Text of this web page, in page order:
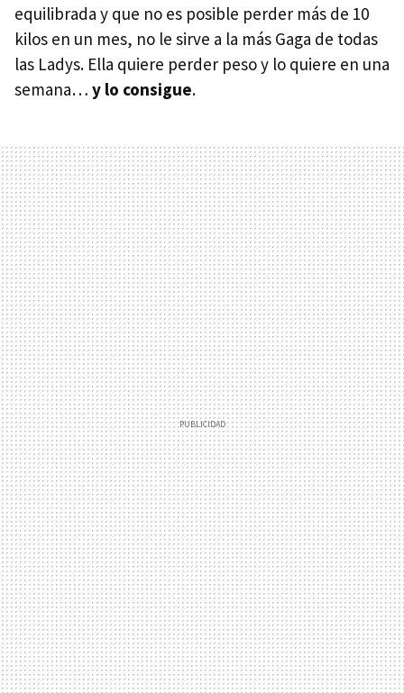
equilibrada y que no es posible perder más de 10
kilos en un mes, no le sirve a la más Gaga de todas
las Ladys. Ella quiere perder peso y lo quiere en una
semana… y lo consigue.